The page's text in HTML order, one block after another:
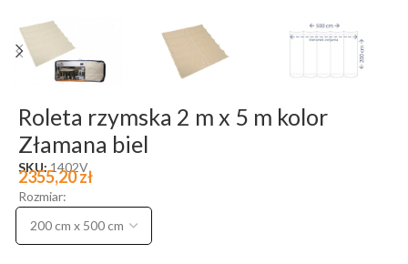
Roleta rzymska 2 m x 5 m kolor
Złamana biel
SKU:1402V
2355,20zł
Rozmiar: